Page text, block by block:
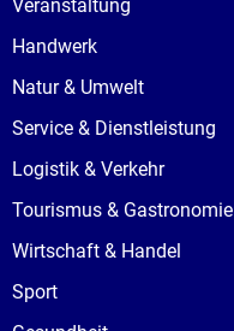
Veranstaltung
Handwerk
Natur & Umwelt
Service & Dienstleistung
Logistik & Verkehr
Tourismus & Gastronomie
Wirtschaft & Handel
Sport